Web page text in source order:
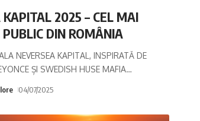
KAPITAL 2025 – CEL MAI
PUBLIC DIN ROMÂNIA
NEVERSEA KAPITAL, INSPIRATĂ DE
ȘI SWEDISH HUSE MAFIA…
04/07/2025